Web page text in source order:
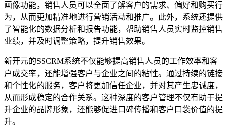
画像功能，销售人员可以全面了解客户的需求、偏好和购买行
为，从而更加精准地进行营销活动和推广。此外，系统还提供
了智能化的数据分析和报告功能，帮助销售人员实时监控销售
业绩，并及时调整策略，提升销售效果。
新开元的SSCRM系统不仅能够提高销售人员的工作效率和客
户成交率，还能增强客户与企业之间的粘性。通过持续的链接
和个性化的服务，客户将更加信任企业，并对其产生忠诚度，
从而形成稳定的合作关系。这种深度的客户管理不仅有助于提
升企业的品牌形象，还能够促进口碑传播和客户口袋价值的提
升。